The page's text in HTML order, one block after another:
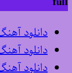
دانلود
دانلود
دانلود